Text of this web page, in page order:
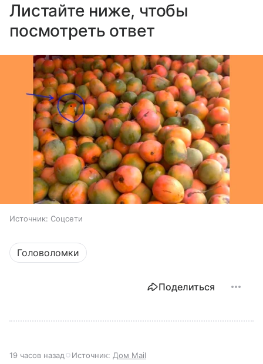
Листайте ниже, чтобы
посмотреть ответ
Источник: Соцсети
Головоломки
Поделиться
19 часов назад Источник: Дом Mail